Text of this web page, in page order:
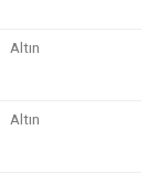
Altın
Altın